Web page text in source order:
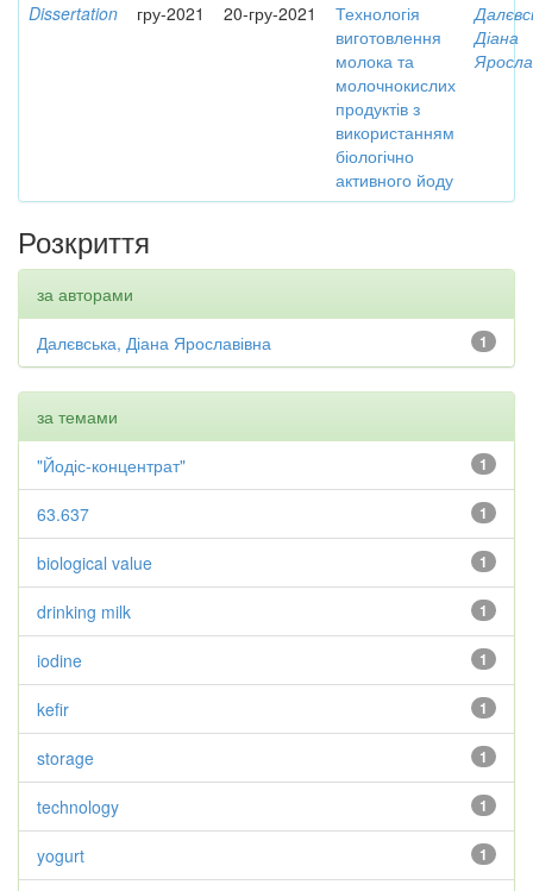
Dissertation гру-2021 20-гру-2021
Технологія
виготовлення
молока та
молочнокислих
продуктів з
використанням
біологічно
активного йоду
Діана
Розкриття
за авторами
1
Далєвська, Діана Ярославівна
за темами
1
"Йодіс-концентрат"
1
63.637
1
biological value
1
drinking milk
1
iodine
1
kefir
1
storage
1
technology
1
yogurt